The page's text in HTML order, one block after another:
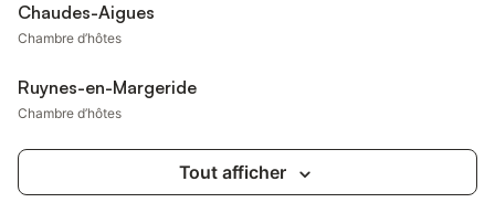
Chaudes-Aigues
Chambre d’hôtes
Ruynes-en-Margeride
Chambre d’hôtes
Tout afficher